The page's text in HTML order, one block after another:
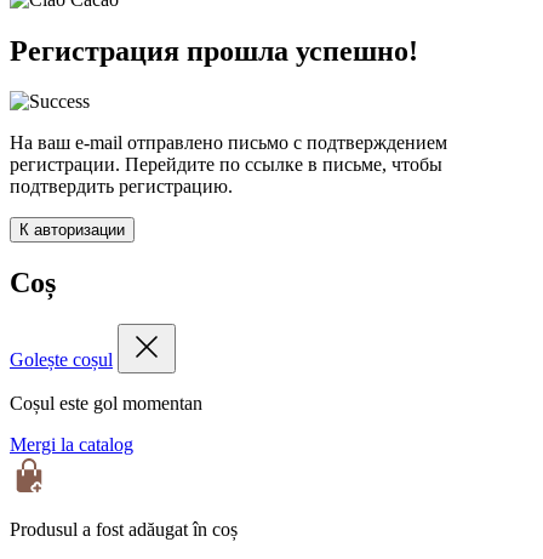
Регистрация прошла успешно!
На ваш e-mail отправлено письмо с подтверждением
регистрации. Перейдите по ссылке в письме, чтобы
подтвердить регистрацию.
К авторизации
Coș
Golește coșul
Coșul este gol momentan
Mergi la catalog
Produsul a fost adăugat în coș